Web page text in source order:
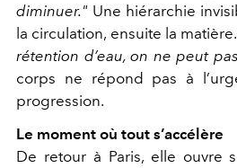
diminuer." Une hiérarchie
la circulation, ensuite la matière.
rétention d’eau, on ne peut
corps ne répond pas à
progression.
Le moment où tout s’accélère
De retour à Paris, elle ouvre